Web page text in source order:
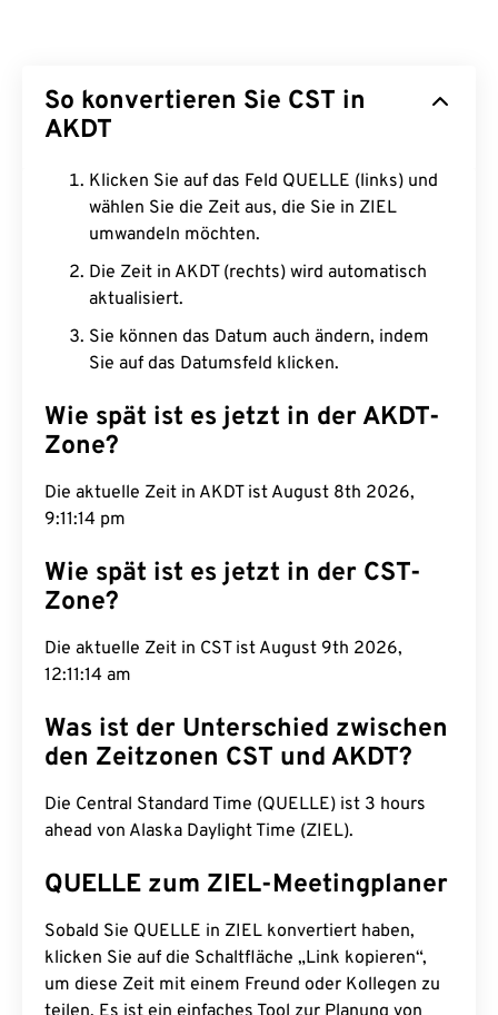
So konvertieren Sie CST in
AKDT
Klicken Sie auf das Feld QUELLE (links) und
wählen Sie die Zeit aus, die Sie in ZIEL
umwandeln möchten.
Die Zeit in AKDT (rechts) wird automatisch
aktualisiert.
Sie können das Datum auch ändern, indem
Sie auf das Datumsfeld klicken.
Wie spät ist es jetzt in der AKDT-
Zone?
Die aktuelle Zeit in AKDT ist August 8th 2026,
9:11:15 pm
Wie spät ist es jetzt in der CST-
Zone?
Die aktuelle Zeit in CST ist August 9th 2026,
12:11:15 am
Was ist der Unterschied zwischen
den Zeitzonen CST und AKDT?
Die Central Standard Time (QUELLE) ist 3 hours
ahead von Alaska Daylight Time (ZIEL).
QUELLE zum ZIEL-Meetingplaner
Sobald Sie QUELLE in ZIEL konvertiert haben,
klicken Sie auf die Schaltfläche „Link kopieren“,
um diese Zeit mit einem Freund oder Kollegen zu